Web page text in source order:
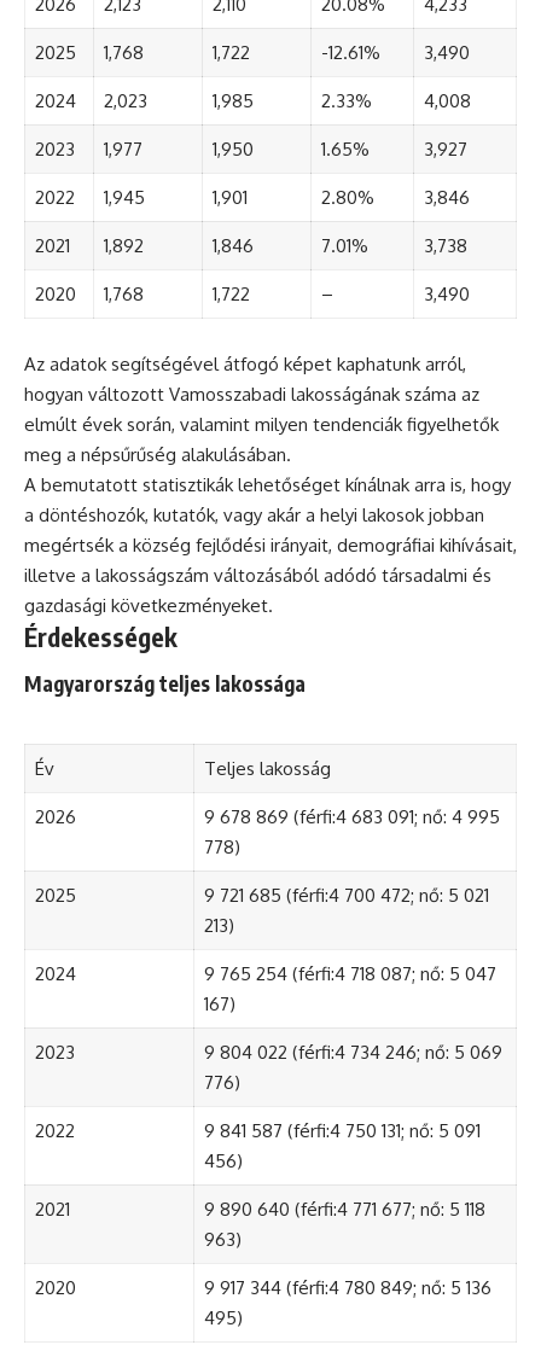
2025 1,768 1,722 -12.61% 3,490
2024 2,023 1,985 2.33% 4,008
2023 1,977 1,950 1.65% 3,927
2022 1,945 1,901 2.80% 3,846
2021 1,892 1,846 7.01% 3,738
2020 1,768 1,722 – 3,490
Az adatok segítségével átfogó képet kaphatunk arról,
hogyan változott Vamosszabadi lakosságának száma az
elmúlt évek során, valamint milyen tendenciák figyelhetők
meg a népsűrűség alakulásában.
A bemutatott statisztikák lehetőséget kínálnak arra is, hogy
a döntéshozók, kutatók, vagy akár a helyi lakosok jobban
megértsék a község fejlődési irányait, demográfiai kihívásait,
illetve a lakosságszám változásából adódó társadalmi és
gazdasági következményeket.
Érdekességek
Magyarország teljes lakossága
Év Teljes lakosság
2026
9 678 869 (férfi:4 683 091; nő: 4 995
778)
2025
9 721 685 (férfi:4 700 472; nő: 5 021
213)
2024
9 765 254 (férfi:4 718 087; nő: 5 047
167)
2023
9 804 022 (férfi:4 734 246; nő: 5 069
776)
2022
9 841 587 (férfi:4 750 131; nő: 5 091
456)
2021
9 890 640 (férfi:4 771 677; nő: 5 118
963)
2020
9 917 344 (férfi:4 780 849; nő: 5 136
495)